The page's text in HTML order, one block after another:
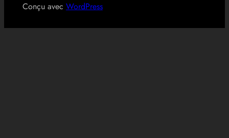
Conçu avec WordPress